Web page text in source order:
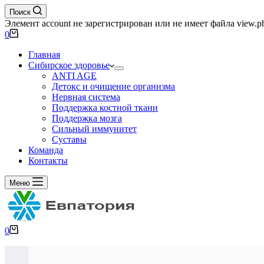
Поиск
Элемент account не зарегистрирован или не имеет файла
0
Главная
Сибирское здоровье
ANTI AGE
Детокс и очищение организма
Нервная система
Поддержка костной ткани
Поддержка мозга
Сильный иммунитет
Суставы
Команда
Контакты
Меню
0